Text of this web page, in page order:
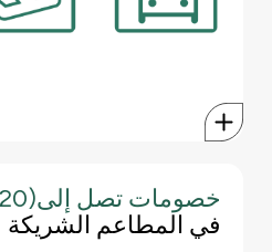
ما عليك سوى تسجيل الدخول
خصومات تصل إلى(20%)
في المطاعم الشريكة
استكشف العروض الرائعة مع بطاقة
بيت التمويل الكويتي ش.م.ب. (م).
بخصم يصل إلى 20% ضمن مجموعة متنوعة